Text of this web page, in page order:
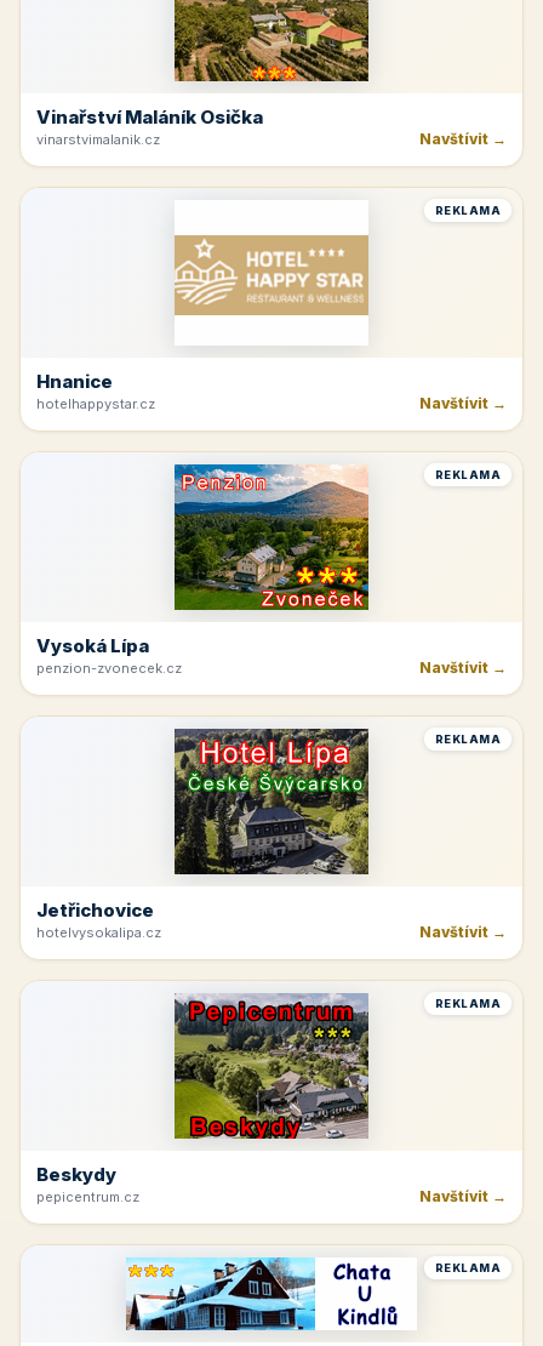
Vinařství Maláník Osička
vinarstvimalanik.cz Navštívit →
REKLAMA
Hnanice
hotelhappystar.cz Navštívit →
REKLAMA
Vysoká Lípa
penzion-zvonecek.cz Navštívit →
REKLAMA
Jetřichovice
hotelvysokalipa.cz Navštívit →
REKLAMA
Beskydy
pepicentrum.cz Navštívit →
REKLAMA